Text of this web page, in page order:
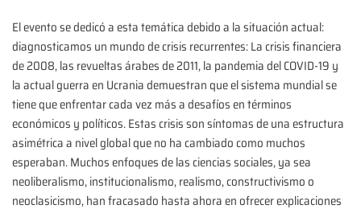
El evento se dedicó a esta temática debido a la situación actual:
diagnosticamos un mundo de crisis recurrentes: La crisis financiera
de 2008, las revueltas árabes de 2011, la pandemia del COVID-19 y
la actual guerra en Ucrania demuestran que el sistema mundial se
tiene que enfrentar cada vez más a desafíos en términos
económicos y políticos. Estas crisis son síntomas de una estructura
asimétrica a nivel global que no ha cambiado como muchos
esperaban. Muchos enfoques de las ciencias sociales, ya sea
neoliberalismo, institucionalismo, realismo, constructivismo o
neoclasicismo, han fracasado hasta ahora en ofrecer explicaciones